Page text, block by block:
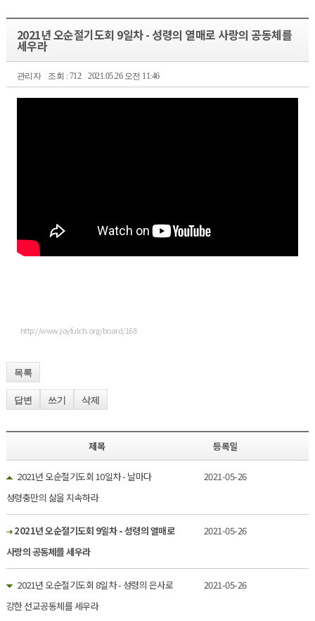
2021년 오순절기도회 9일차 - 성령의 열매로 사랑의 공동체를
세우라
관리자 조회 : 712 2021.05.26 오전 11:46
http://www.joyfulch.org/board/168
목록
답변 쓰기 삭제
제목 등록일
2021년 오순절기도회 10일차 - 날마다
성령충만의 삶을 지속하라
2021-05-26
2021년 오순절기도회 9일차 - 성령의 열매로
사랑의 공동체를 세우라
2021-05-26
2021년 오순절기도회 8일차 - 성령의 은사로
강한 선교공동체를 세우라
2021-05-26